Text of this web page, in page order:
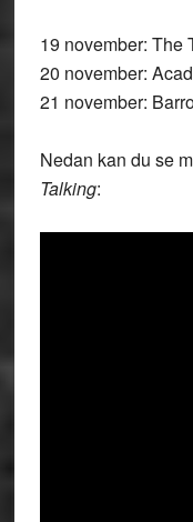
19 november: The
20 november:
21 november:
Nedan kan du se
Talking: